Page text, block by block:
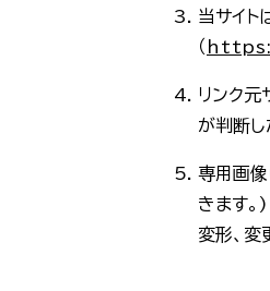
当サイト
（
リンク
が判断し
専用画像
きます。
変形、変